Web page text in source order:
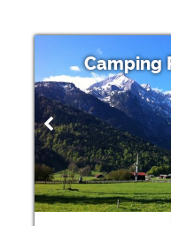
Camping